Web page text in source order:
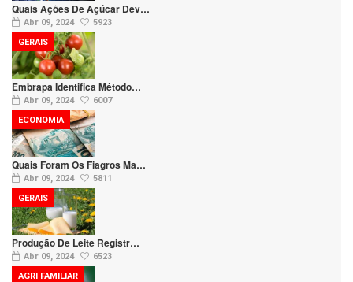
Quais Ações De Açúcar Dev…
Abr 09, 2024 5923
Embrapa Identifica Método…
Abr 09, 2024 6007
GERAIS
Quais Foram Os Fiagros Ma…
Abr 09, 2024 5811
ECONOMIA
Produção De Leite Registr…
Abr 09, 2024 6523
GERAIS
AGRI FAMILIAR